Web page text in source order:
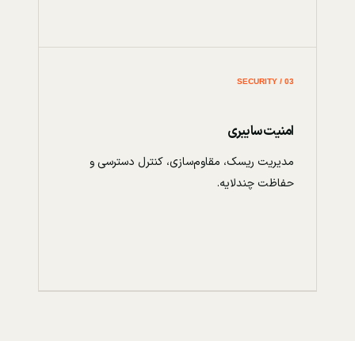
03 / SECURITY
امنیت سایبری
مدیریت ریسک، مقاوم‌سازی، کنترل دسترسی و
حفاظت چندلایه.